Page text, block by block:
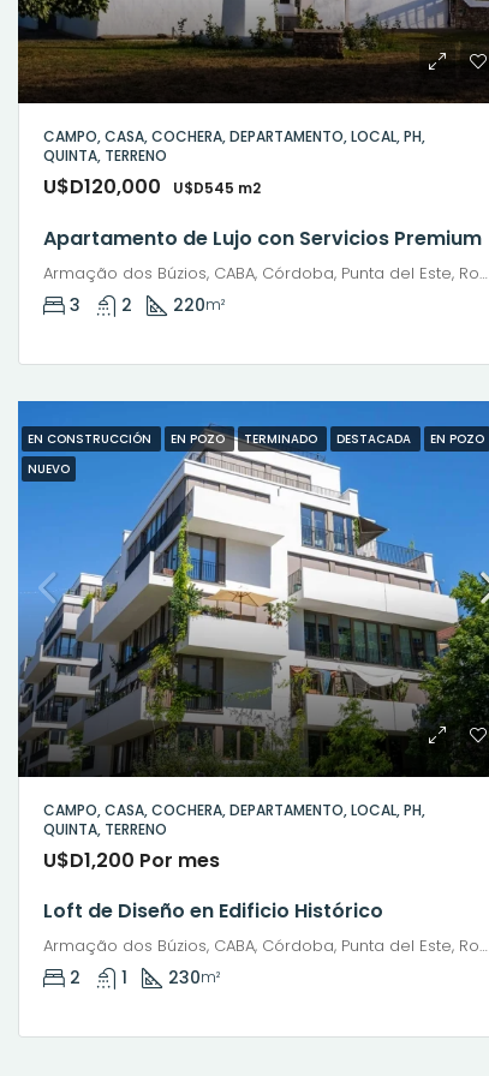
CAMPO, CASA, COCHERA, DEPARTAMENTO, LOCAL, PH,
QUINTA, TERRENO
U$D120,000 U$D545 m2
Apartamento de Lujo con Servicios Premium
Armação dos Búzios, CABA, Córdoba, Punta del Este, Rosario, Santiago de Chile, Valparaíso, Villa Dolores, Viña del Mar
3 2 220m²
EN CONSTRUCCIÓN EN POZO TERMINADO DESTACADA
EN POZO
NUEVO
CAMPO, CASA, COCHERA, DEPARTAMENTO, LOCAL, PH,
QUINTA, TERRENO
U$D1,200 Por mes
Loft de Diseño en Edificio Histórico
Armação dos Búzios, CABA, Córdoba, Punta del Este, Rosario, Santiago de Chile, Valparaíso, Villa Dolores, Viña del Mar
2 1 230m²